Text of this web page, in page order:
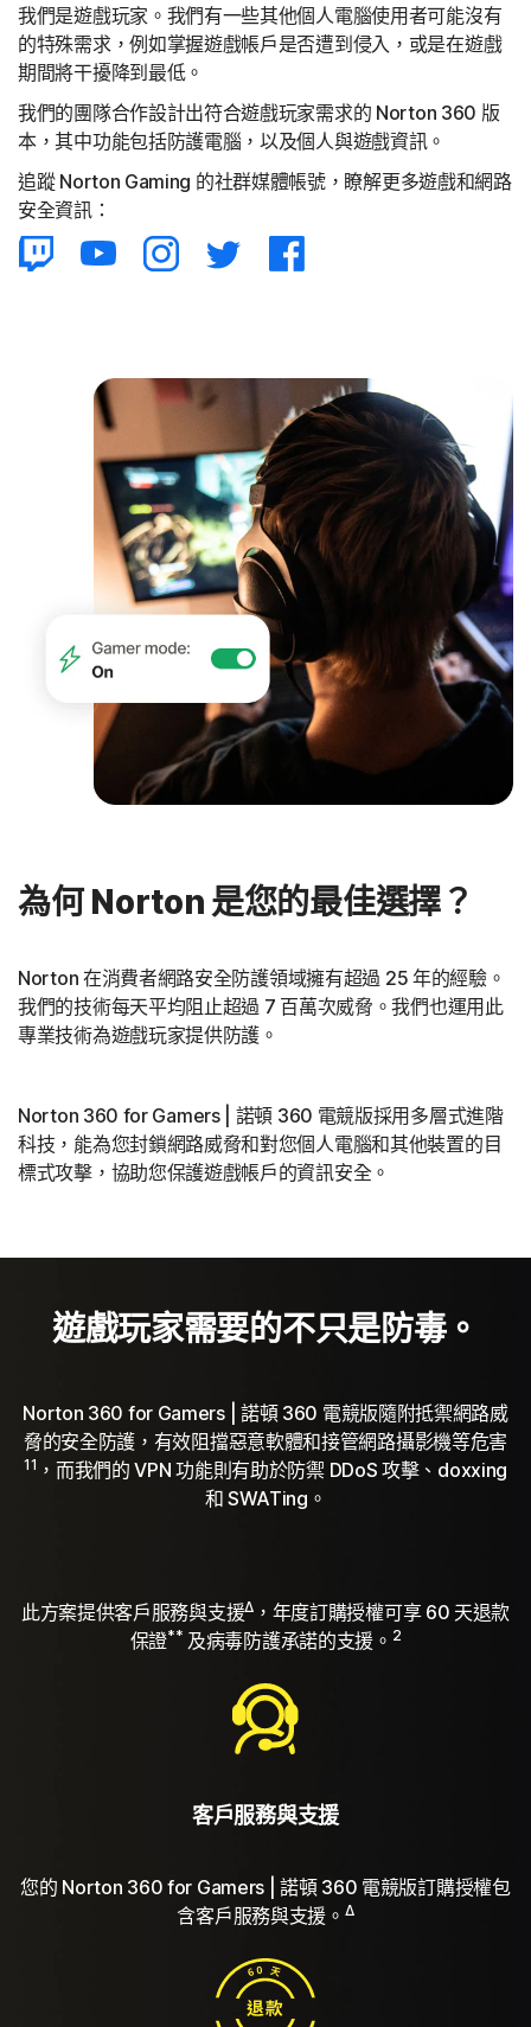
我們是遊戲玩家。我們有一些其他個人電腦使用者可能沒有
的特殊需求，例如掌握遊戲帳戶是否遭到侵入，或是在遊戲
期間將干擾降到最低。
我們的團隊合作設計出符合遊戲玩家需求的 Norton 360 版
本，其中功能包括防護電腦，以及個人與遊戲資訊。
追蹤 Norton Gaming 的社群媒體帳號，瞭解更多遊戲和網路
安全資訊：
為何 Norton 是您的最佳選擇？
Norton 在消費者網路安全防護領域擁有超過 25 年的經驗。
我們的技術每天平均阻止超過 7 百萬次威脅。我們也運用此
專業技術為遊戲玩家提供防護。
Norton 360 for Gamers | 諾頓 360 電競版採用多層式進階
科技，能為您封鎖網路威脅和對您個人電腦和其他裝置的目
標式攻擊，協助您保護遊戲帳戶的資訊安全。
遊戲玩家需要的不只是防毒。
Norton 360 for Gamers | 諾頓 360 電競版隨附抵禦網路威
脅的安全防護，有效阻擋惡意軟體和接管網路攝影機等危害
11 ，而我們的 VPN 功能則有助於防禦 DDoS 攻擊、doxxing
和 SWATing。
此方案提供客戶服務與支援Δ，年度訂購授權可享 60 天退款
保證** 及病毒防護承諾的支援。 2
客戶服務與支援
您的 Norton 360 for Gamers | 諾頓 360 電競版訂購授權包
含客戶服務與支援。 Δ